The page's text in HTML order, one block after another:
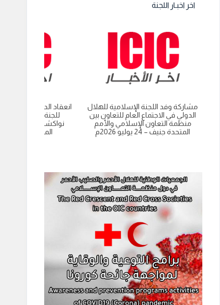
اخر اخبـار اللجنة
مشاركة وفد اللجنة الإسلامية للهلال
الدولي في الاجتماع العام للتعاون بين
منظمة التعاون الإسلامي والأمم
المتحدة جنيف – 24 يوليو 2026م
انعقاد الدورة العادية
للجنة الاسلامية
نواكشوط-
الموريتانية 9 يوليو 2026م